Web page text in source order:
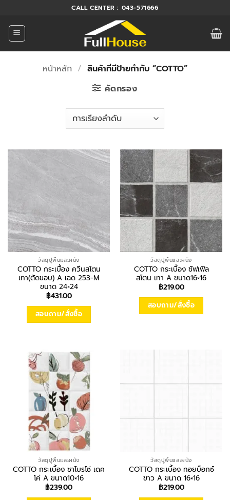
ยัง
เนื้อหา
CALL CENTER : 043-571666
หน้าหลัก / สินค้าที่มีป้ายกำกับ “COTTO”
คัดกรอง
วัสดุปูพื้นและผนัง
COTTO กระเบื้อง ควีนสโตน
เทา(ตัดขอบ) A เฉด 253-M
ขนาด 24×24
฿431.00
สอบถาม/สั่งซื้อ
วัสดุปูพื้นและผนัง
COTTO กระเบื้อง ชัฟเฟิล
สโตน เทา A ขนาด16×16
฿219.00
สอบถาม/สั่งซื้อ
วัสดุปูพื้นและผนัง
COTTO กระเบื้อง ซาโบรโซ่ เดค
โค่ A ขนาด10×16
฿239.00
วัสดุปูพื้นและผนัง
COTTO กระเบื้อง ทอยบ็อกซ์
ขาว A ขนาด 16×16
฿219.00